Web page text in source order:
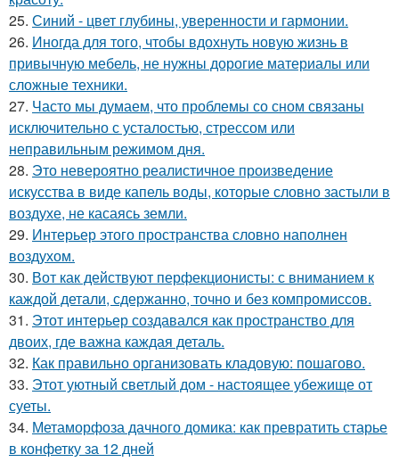
25. Синий - цвет глубины, уверенности и гармонии.
26. Иногда для того, чтобы вдохнуть новую жизнь в
привычную мебель, не нужны дорогие материалы или
сложные техники.
27. Часто мы думаем, что проблемы со сном связаны
исключительно с усталостью, стрессом или
неправильным режимом дня.
28. Это невероятно реалистичное произведение
искусства в виде капель воды, которые словно застыли в
воздухе, не касаясь земли.
29. Интерьер этого пространства словно наполнен
воздухом.
30. Вот как действуют перфекционисты: с вниманием к
каждой детали, сдержанно, точно и без компромиссов.
31. Этот интерьер создавался как пространство для
двоих, где важна каждая деталь.
32. Как правильно организовать кладовую: пошагово.
33. Этот уютный светлый дом - настоящее убежище от
суеты.
34. Метаморфоза дачного домика: как превратить старье
в конфетку за 12 дней